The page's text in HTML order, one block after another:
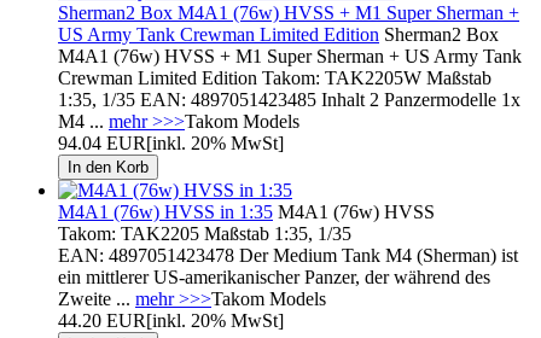
Sherman2 Box M4A1 (76w) HVSS + M1 Super Sherman +
US Army Tank Crewman Limited Edition Sherman2 Box
M4A1 (76w) HVSS + M1 Super Sherman + US Army Tank
Crewman Limited Edition Takom: TAK2205W Maßstab
1:35, 1/35 EAN: 4897051423485 Inhalt 2 Panzermodelle 1x
M4 ... mehr >>>Takom Models
94.04 EUR[inkl. 20% MwSt]
M4A1 (76w) HVSS in 1:35 M4A1 (76w) HVSS
Takom: TAK2205 Maßstab 1:35, 1/35
EAN: 4897051423478 Der Medium Tank M4 (Sherman) ist
ein mittlerer US-amerikanischer Panzer, der während des
Zweite ... mehr >>>Takom Models
44.20 EUR[inkl. 20% MwSt]